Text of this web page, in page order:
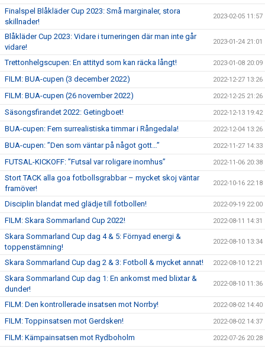
Finalspel Blåkläder Cup 2023: Små marginaler, stora
skillnader!
2023-02-05 11:57
Blåkläder Cup 2023: Vidare i turneringen där man inte går
vidare!
2023-01-24 21:01
Trettonhelgscupen: En attityd som kan räcka långt! 2023-01-08 20:09
FILM: BUA-cupen (3 december 2022) 2022-12-27 13:26
FILM: BUA-cupen (26 november 2022) 2022-12-25 21:26
Säsongsfirandet 2022: Getingboet! 2022-12-13 19:42
BUA-cupen: Fem surrealistiska timmar i Rångedala! 2022-12-04 13:26
BUA-cupen: ”Den som väntar på något gott…” 2022-11-27 14:33
FUTSAL-KICKOFF: ”Futsal var roligare inomhus” 2022-11-06 20:38
Stort TACK alla goa fotbollsgrabbar – mycket skoj väntar
framöver!
2022-10-16 22:18
Disciplin blandat med glädje till fotbollen! 2022-09-19 22:00
FILM: Skara Sommarland Cup 2022! 2022-08-11 14:31
Skara Sommarland Cup dag 4 & 5: Förnyad energi &
toppenstämning!
2022-08-10 13:34
Skara Sommarland Cup dag 2 & 3: Fotboll & mycket annat! 2022-08-10 12:21
Skara Sommarland Cup dag 1: En ankomst med blixtar &
dunder!
2022-08-10 11:36
FILM: Den kontrollerade insatsen mot Norrby! 2022-08-02 14:40
FILM: Toppinsatsen mot Gerdsken! 2022-08-02 14:37
FILM: Kämpainsatsen mot Rydboholm 2022-07-26 20:28